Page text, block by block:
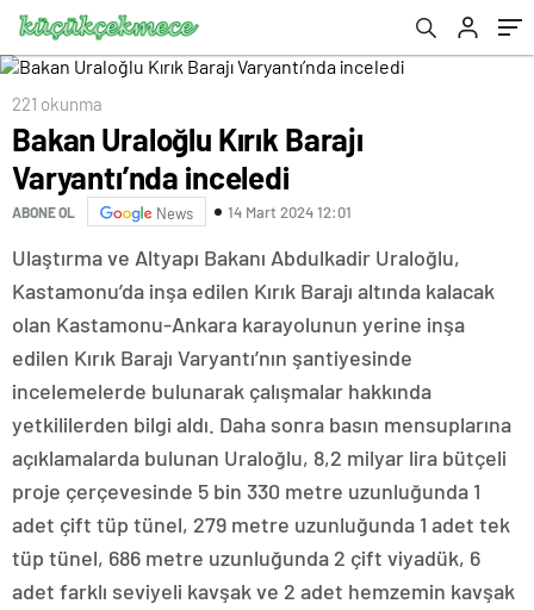
221 okunma
Bakan Uraloğlu Kırık Barajı
Varyantı’nda inceledi
ABONE OL News 14 Mart 2024 12:01
Ulaştırma ve Altyapı Bakanı Abdulkadir Uraloğlu,
Kastamonu’da inşa edilen Kırık Barajı altında kalacak
olan Kastamonu-Ankara karayolunun yerine inşa
edilen Kırık Barajı Varyantı’nın şantiyesinde
incelemelerde bulunarak çalışmalar hakkında
yetkililerden bilgi aldı. Daha sonra basın mensuplarına
açıklamalarda bulunan Uraloğlu, 8,2 milyar lira bütçeli
proje çerçevesinde 5 bin 330 metre uzunluğunda 1
adet çift tüp tünel, 279 metre uzunluğunda 1 adet tek
tüp tünel, 686 metre uzunluğunda 2 çift viyadük, 6
adet farklı seviyeli kavşak ve 2 adet hemzemin kavşak